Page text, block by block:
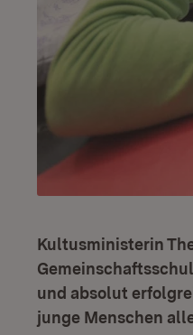
Kultusministerin
und absolut
junge Menschen